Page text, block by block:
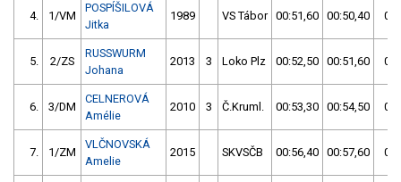
4. 1/VM
POSPÍŠILOVÁ
Jitka
1989 VS Tábor 00:51,60 00:50,40
5. 2/ZS
RUSSWURM
Johana
2013 3 Loko Plz 00:52,50 00:51,60
6. 3/DM
CELNEROVÁ
Amélie
2010 3 Č.Kruml. 00:53,30 00:54,50
7. 1/ZM
VLČNOVSKÁ
Amelie
2015 SKVSČB 00:56,40 00:57,60